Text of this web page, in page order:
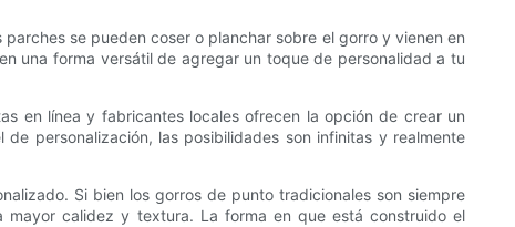
se pueden coser o planchar sobre el gorro y vienen en
una forma versátil de agregar un toque de personalidad a tu
en línea y fabricantes locales ofrecen la opción de crear un
personalización, las posibilidades son infinitas y realmente
Si bien los gorros de punto tradicionales son siempre
mayor calidez y textura. La forma en que está construido el